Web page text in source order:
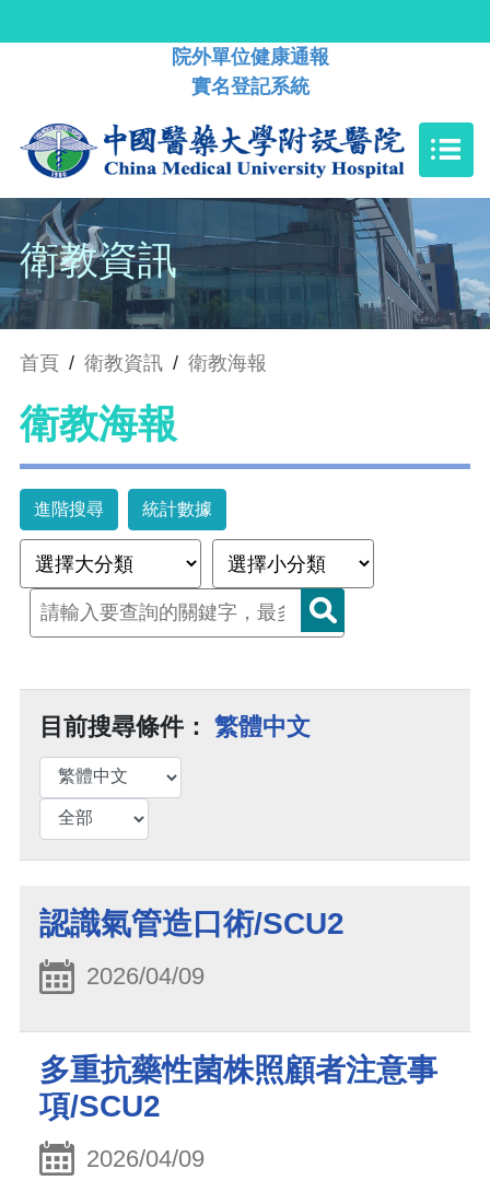
院外單位健康通報
實名登記系統
衛教資訊
首頁 / 衛教資訊 / 衛教海報
衛教海報
進階搜尋 統計數據
目前搜尋條件： 繁體中文
認識氣管造口術/SCU2
2026/04/09
多重抗藥性菌株照顧者注意事
項/SCU2
2026/04/09